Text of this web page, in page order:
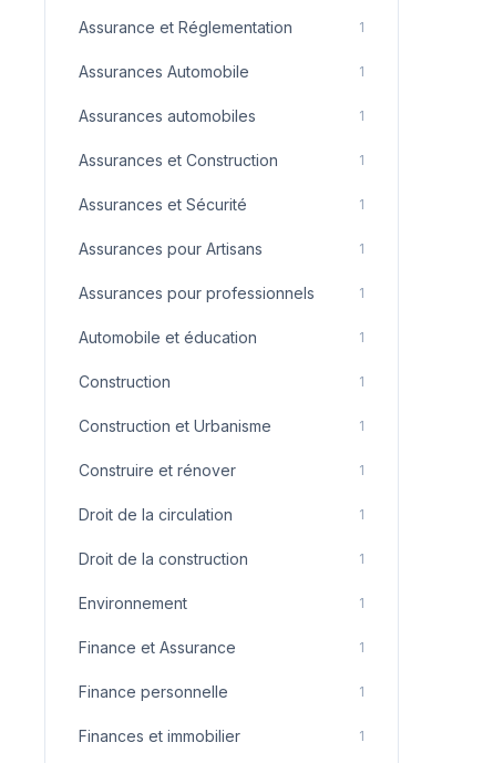
Assurance et Réglementation 1
Assurances Automobile 1
Assurances automobiles 1
Assurances et Construction 1
Assurances et Sécurité 1
Assurances pour Artisans 1
Assurances pour professionnels 1
Automobile et éducation 1
Construction 1
Construction et Urbanisme 1
Construire et rénover 1
Droit de la circulation 1
Droit de la construction 1
Environnement 1
Finance et Assurance 1
Finance personnelle 1
Finances et immobilier 1